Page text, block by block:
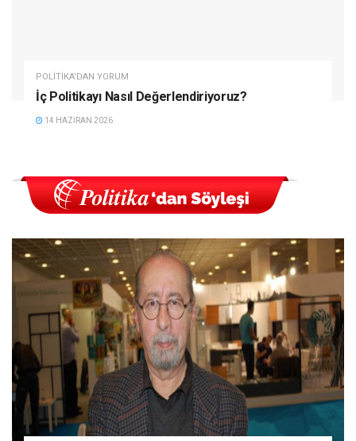
POLITIKA'DAN YORUM
İç Politikayı Nasıl Değerlendiriyoruz?
14 HAZIRAN 2026